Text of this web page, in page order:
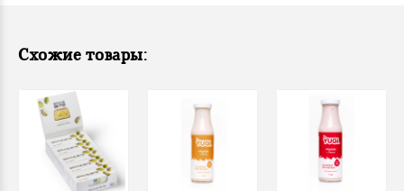
Схожие товары: